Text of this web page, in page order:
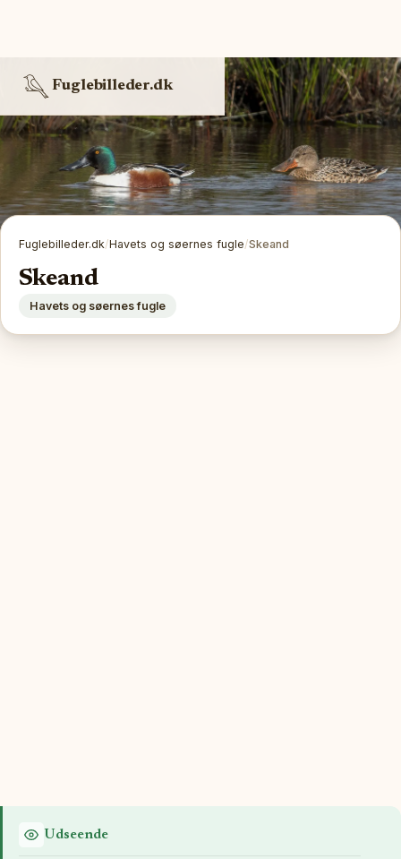
Fuglebilleder.dk
Fuglebilleder.dk/Havets og søernes fugle/Skeand
Skeand
Havets og søernes fugle
Udseende